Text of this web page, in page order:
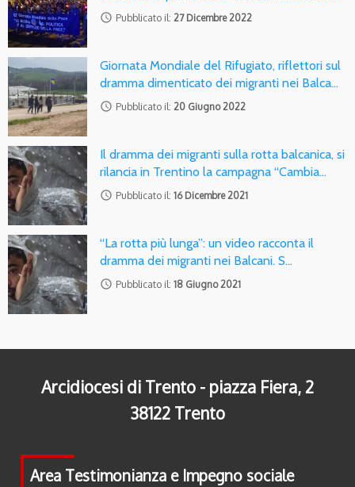
access_time Pubblicato il: 27 Dicembre 2022
Giornata Mondiale del Rifugiato, riflettori sul
dramma dimenticato dei migranti nei Balca…
access_time Pubblicato il: 20 Giugno 2022
Il dramma dei migranti sulla rotta balcanica, si
rilancia in Trentino la campagna “Cambia…
access_time Pubblicato il: 16 Dicembre 2021
“La rotta più lunga”: un video racconta il
dramma dei migranti nei Balcani. S…
access_time Pubblicato il: 18 Giugno 2021
Arcidiocesi di Trento - piazza Fiera, 2
38122 Trento
Area Testimonianza e Impegno sociale